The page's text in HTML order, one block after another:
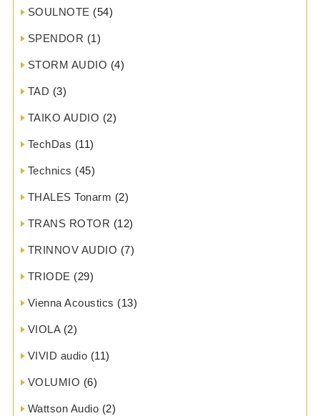
SOULNOTE (54)
SPENDOR (1)
STORM AUDIO (4)
TAD (3)
TAIKO AUDIO (2)
TechDas (11)
Technics (45)
THALES Tonarm (2)
TRANS ROTOR (12)
TRINNOV AUDIO (7)
TRIODE (29)
Vienna Acoustics (13)
VIOLA(2)
VIVID audio (11)
VOLUMIO (6)
Wattson Audio (2)